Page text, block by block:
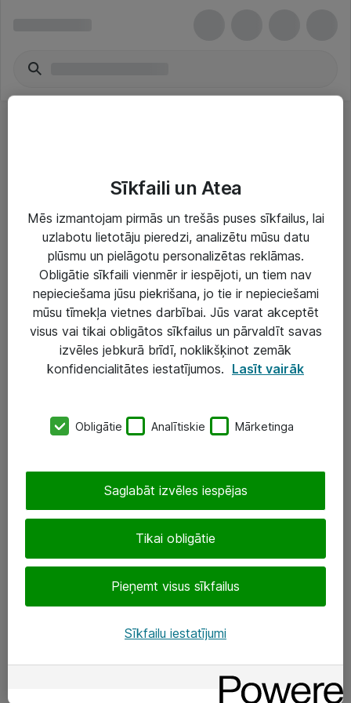
Risinājumi & Pakalpojumi
IT serviss un atbalsts
IT infrastruktūra
Darba vietu IT risinājumi
SIA „ATEA”
+(371) 67 81 90 50
eShop@atea.lv
Sekojiet mums
Sīkfaili un Atea
Mēs izmantojam pirmās un trešās puses sīkfailus, lai
uzlabotu lietotāju pieredzi, analizētu mūsu datu
plūsmu un pielāgotu personalizētas reklāmas.
Obligātie sīkfaili vienmēr ir iespējoti, un tiem nav
nepieciešama jūsu piekrišana, jo tie ir nepieciešami
mūsu tīmekļa vietnes darbībai. Jūs varat akceptēt
visus vai tikai obligātos sīkfailus un pārvaldīt savas
izvēles jebkurā brīdī, noklikšķinot zemāk
konfidencialitātes iestatījumos. Lasīt vairāk
Obligātie Analītiskie Mārketinga
Tikai obligātie
Pieņemt visus sīkfailus
Saglabāt izvēles iespējas
Sīkfailu iestatījumi